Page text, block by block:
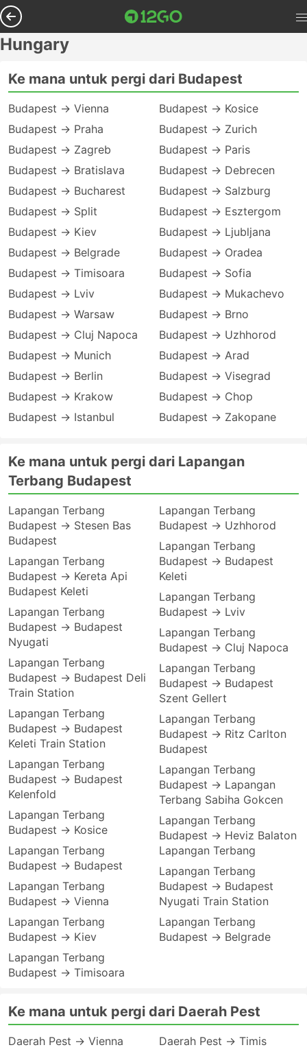
Hungary
Ke mana untuk pergi dari Budapest
Budapest → Vienna
Budapest → Praha
Budapest → Zagreb
Budapest → Bratislava
Budapest → Bucharest
Budapest → Split
Budapest → Kiev
Budapest → Belgrade
Budapest → Timisoara
Budapest → Lviv
Budapest → Warsaw
Budapest → Cluj Napoca
Budapest → Munich
Budapest → Berlin
Budapest → Krakow
Budapest → Istanbul
Budapest → Kosice
Budapest → Zurich
Budapest → Paris
Budapest → Debrecen
Budapest → Salzburg
Budapest → Esztergom
Budapest → Ljubljana
Budapest → Oradea
Budapest → Sofia
Budapest → Mukachevo
Budapest → Brno
Budapest → Uzhhorod
Budapest → Arad
Budapest → Visegrad
Budapest → Chop
Budapest → Zakopane
Ke mana untuk pergi dari Lapangan
Terbang Budapest
Lapangan Terbang
Budapest → Stesen Bas
Budapest
Lapangan Terbang
Budapest → Kereta Api
Budapest Keleti
Lapangan Terbang
Budapest → Budapest
Nyugati
Lapangan Terbang
Budapest → Budapest Deli
Train Station
Lapangan Terbang
Budapest → Budapest
Keleti Train Station
Lapangan Terbang
Budapest → Budapest
Kelenfold
Lapangan Terbang
Budapest → Kosice
Lapangan Terbang
Budapest → Budapest
Lapangan Terbang
Budapest → Vienna
Lapangan Terbang
Budapest → Kiev
Lapangan Terbang
Budapest → Timisoara
Lapangan Terbang
Budapest → Uzhhorod
Lapangan Terbang
Budapest → Budapest
Keleti
Lapangan Terbang
Budapest → Lviv
Lapangan Terbang
Budapest → Cluj Napoca
Lapangan Terbang
Budapest → Budapest
Szent Gellert
Lapangan Terbang
Budapest → Ritz Carlton
Budapest
Lapangan Terbang
Budapest → Lapangan
Terbang Sabiha Gokcen
Lapangan Terbang
Budapest → Heviz Balaton
Lapangan Terbang
Lapangan Terbang
Budapest → Budapest
Nyugati Train Station
Lapangan Terbang
Budapest → Belgrade
Ke mana untuk pergi dari Daerah Pest
Daerah Pest → Vienna
Daerah Pest → Timis